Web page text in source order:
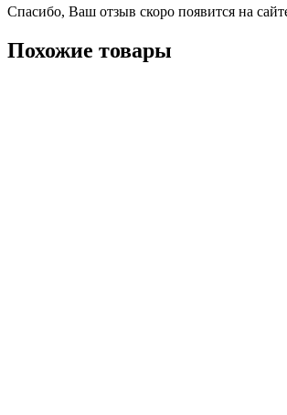
Спасибо, Ваш отзыв скоро появится на
Похожие товары